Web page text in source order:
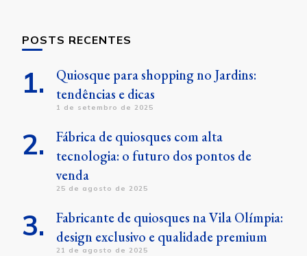
POSTS RECENTES
Quiosque para shopping no Jardins:
tendências e dicas
1 de setembro de 2025
Fábrica de quiosques com alta
tecnologia: o futuro dos pontos de
venda
25 de agosto de 2025
Fabricante de quiosques na Vila Olímpia:
design exclusivo e qualidade premium
21 de agosto de 2025